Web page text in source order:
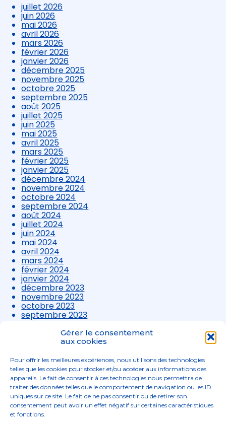
Gérer le consentement
aux cookies
Pour offrir les meilleures expériences, nous utilisons des technologies
telles que les cookies pour stocker et/ou accéder aux informations des
appareils. Le fait de consentir à ces technologies nous permettra de
traiter des données telles que le comportement de navigation ou les ID
uniques sur ce site. Le fait de ne pas consentir ou de retirer son
consentement peut avoir un effet négatif sur certaines caractéristiques
et fonctions.
juillet 2026
juin 2026
mai 2026
avril 2026
mars 2026
février 2026
janvier 2026
décembre 2025
novembre 2025
octobre 2025
septembre 2025
août 2025
juillet 2025
juin 2025
mai 2025
avril 2025
mars 2025
février 2025
janvier 2025
décembre 2024
novembre 2024
octobre 2024
septembre 2024
août 2024
juillet 2024
juin 2024
mai 2024
avril 2024
mars 2024
février 2024
janvier 2024
décembre 2023
novembre 2023
octobre 2023
septembre 2023
août 2023
juillet 2023
avril 2023
mars 2023